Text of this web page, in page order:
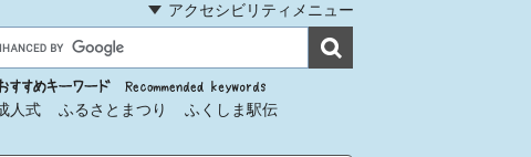
アクセシビリティメニュー
人式 ふるさとまつり ふくしま駅伝